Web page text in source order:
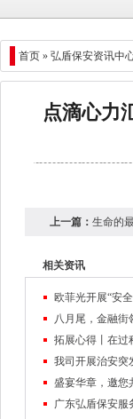
首页 » 弘盾保安资讯中
点滴心力
上一篇： 生命的
相关资讯
欧菲光开展“安
八月尾，金融街
拓展心得丨在过
我司开展治安突
广东弘盾保安服